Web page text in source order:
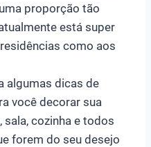
proporção tão
está super
como aos
algumas dicas de
você decorar sua
cozinha e todos
forem do seu desejo